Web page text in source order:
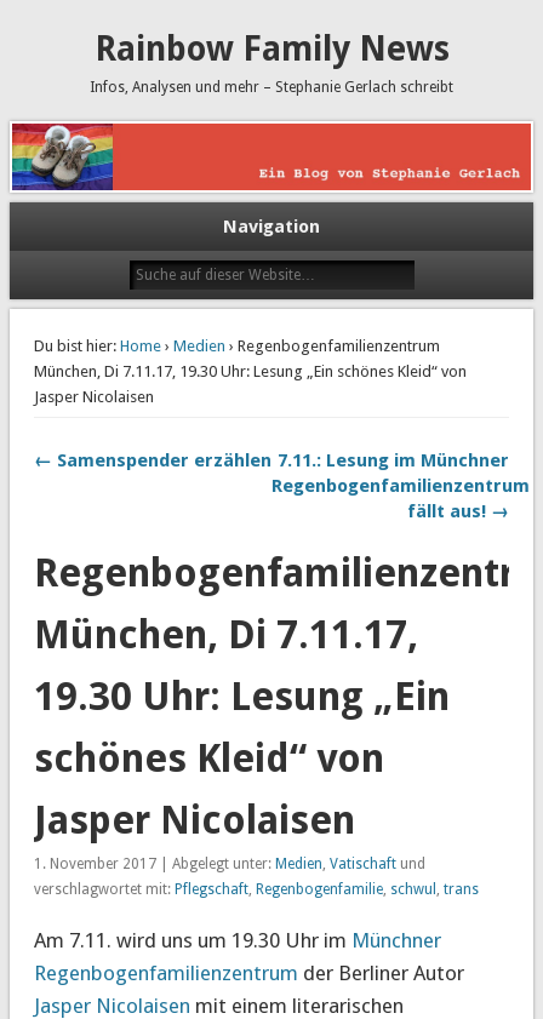
Rainbow Family News
Infos, Analysen und mehr – Stephanie Gerlach schreibt
Navigation
Du bist hier: Home› Medien › Regenbogenfamilienzentrum
München, Di 7.11.17, 19.30 Uhr: Lesung „Ein schönes Kleid“ von
Jasper Nicolaisen
← Samenspender erzählen 7.11.: Lesung im Münchner
Regenbogenfamilienzentrum
fällt aus! →
München, Di 7.11.17,
19.30 Uhr: Lesung „Ein
schönes Kleid“ von
Jasper Nicolaisen
1. November 2017 | Abgelegt unter: Medien Vatischaftund
verschlagwortet mit: Pflegschaft, Regenbogenfamilie, schwul trans
Am 7.11. wird uns um 19.30 Uhr im Münchner
Regenbogenfamilienzentrum der Berliner Autor
Jasper Nicolaisen mit einem literarischen